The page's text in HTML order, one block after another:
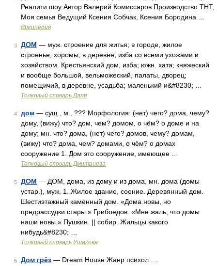
Реалити шоу Автор Валерий Комиссаров Производство ТНТ,
Моя семья Ведущий Ксения Собчак, Ксения Бородина …
Википедия
3 ДОМ — муж. строение для житья; в городе, жилое
строенье; хоромы; в деревне, изба со всеми ухожами и
хозяйством. Крестьянский дом, изба; южн. хата; княжеский
и вообще большой, вельможеский, палаты, дворец;
помещичий, в деревне, усадьба; маленький и&#8230; …
Толковый словарь Даля
4 дом — сущ., м., ??? Морфология: (нет) чего? дома, чему?
дому, (вижу) что? дом, чем? домом, о чём? о доме и на
дому; мн. что? дома, (нет) чего? домов, чему? домам,
(вижу) что? дома, чем? домами, о чём? о домах
сооружение 1. Дом это сооружение, имеющее …
Толковый словарь Дмитриева
5 ДОМ — ДОМ, дома, из дому и из дома, мн. дома (домы
устар.), муж. 1. Жилое здание, соение. Деревянный дом.
Шестиэтажный каменный дом. «Дома новы, но
предрассудки стары.» Грибоедов. «Мне жаль, что домы
наши новы.» Пушкин. || собир. Жильцы какого
нибудь&#8230; …
Толковый словарь Ушакова
6 Дом грёз — Dream House Жанр психол …